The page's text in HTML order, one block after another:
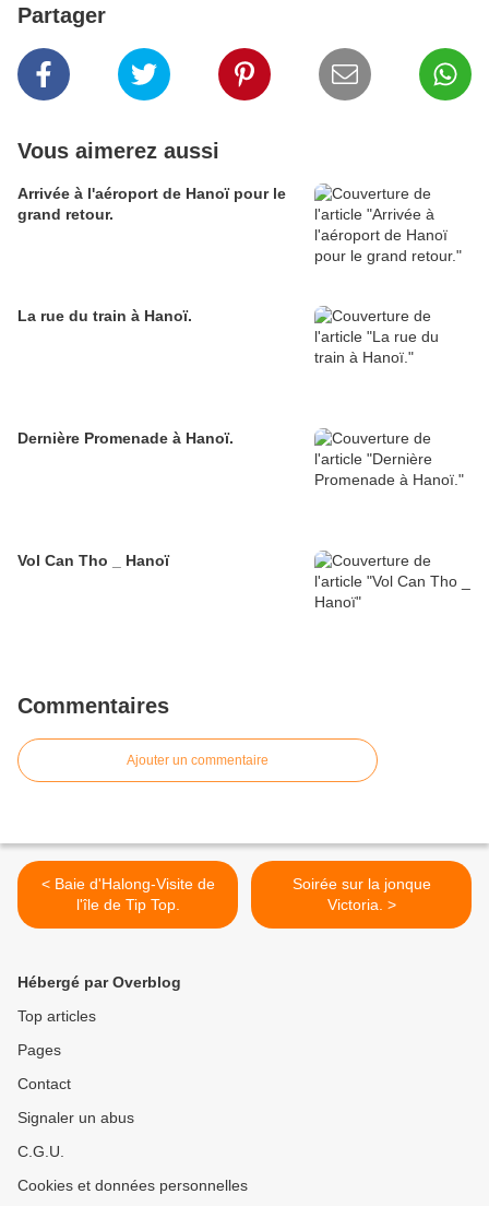
Partager
Vous aimerez aussi
Arrivée à l'aéroport de Hanoï pour le
grand retour.
La rue du train à Hanoï.
Dernière Promenade à Hanoï.
Vol Can Tho _ Hanoï
Commentaires
Ajouter un commentaire
< Baie d'Halong-Visite de
l'île de Tip Top.
Soirée sur la jonque
Victoria. >
Hébergé par Overblog
Top articles
Pages
Contact
Signaler un abus
C.G.U.
Cookies et données personnelles